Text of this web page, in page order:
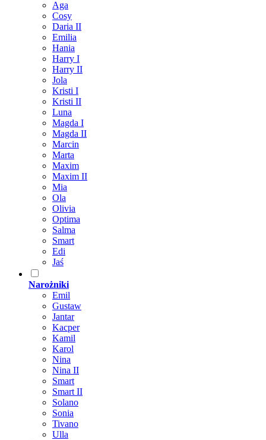
Aga
Cosy
Daria II
Emilia
Hania
Harry I
Harry II
Jola
Kristi I
Kristi II
Luna
Magda I
Magda II
Marcin
Marta
Maxim
Maxim II
Mia
Ola
Olivia
Optima
Salma
Smart
Edi
Jaś
Narożniki
Emil
Gustaw
Jantar
Kacper
Kamil
Karol
Nina
Nina II
Smart
Smart II
Solano
Sonia
Tivano
Ulla